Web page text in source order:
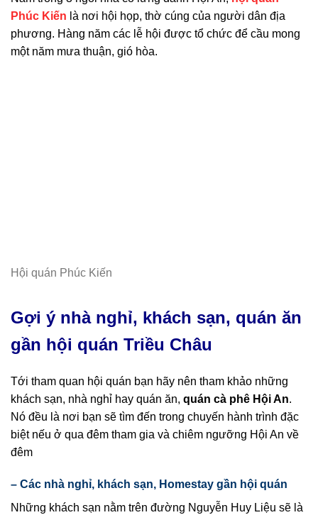
Phúc Kiến là nơi hội họp, thờ cúng của người dân địa
phương. Hàng năm các lễ hội được tổ chức để cầu mong
một năm mưa thuận, gió hòa.
Hội quán Phúc Kiến
Gợi ý nhà nghỉ, khách sạn, quán ăn
gần hội quán Triều Châu
Tới tham quan hội quán bạn hãy nên tham khảo những
khách sạn, nhà nghỉ hay quán ăn, quán cà phê Hội An.
Nó đều là nơi bạn sẽ tìm đến trong chuyến hành trình đặc
biệt nếu ở qua đêm tham gia và chiêm ngưỡng Hội An về
đêm
– Các nhà nghỉ, khách sạn, Homestay gần hội quán
Những khách sạn nằm trên đường Nguyễn Huy Liệu sẽ là